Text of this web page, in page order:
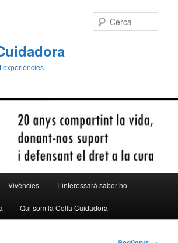
experiències
Vivències T’interessarà saber-ho
Qui som la Colla Cuidadora